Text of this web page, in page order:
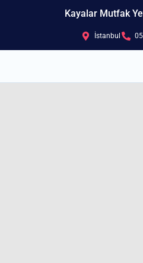
Kayalar Mutfak
İstanbul